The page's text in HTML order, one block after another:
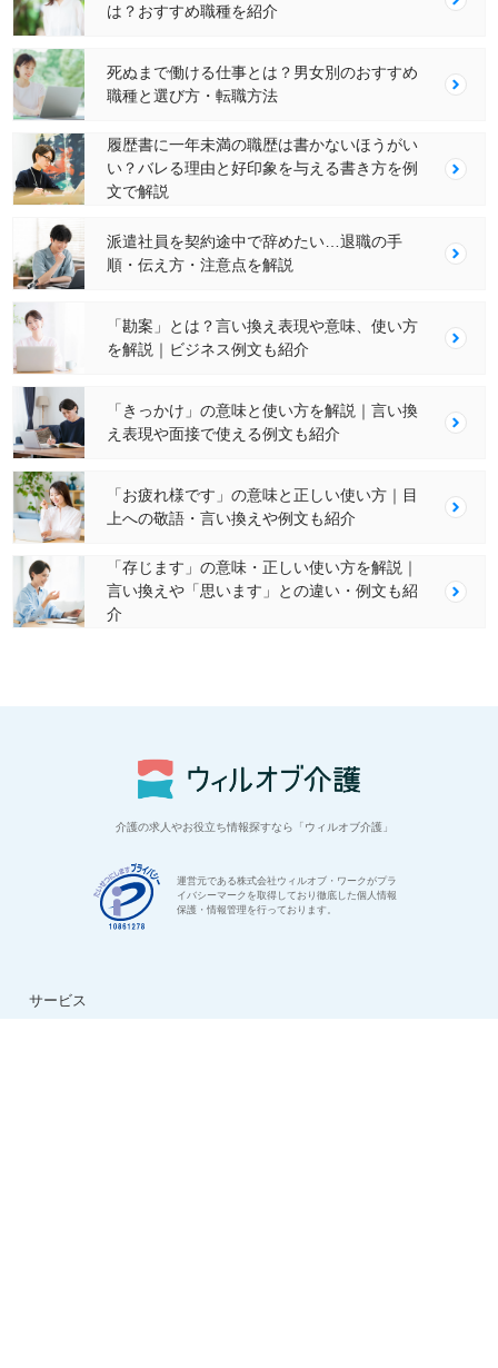
は？おすすめ職種を紹介
死ぬまで働ける仕事とは？男女別のおすすめ
職種と選び方・転職方法
履歴書に一年未満の職歴は書かないほうがい
い？バレる理由と好印象を与える書き方を例
文で解説
派遣社員を契約途中で辞めたい…退職の手
順・伝え方・注意点を解説
「勘案」とは？言い換え表現や意味、使い方
を解説｜ビジネス例文も紹介
「きっかけ」の意味と使い方を解説｜言い換
え表現や面接で使える例文も紹介
「お疲れ様です」の意味と正しい使い方｜目
上への敬語・言い換えや例文も紹介
「存じます」の意味・正しい使い方を解説｜
言い換えや「思います」との違い・例文も紹
介
介護の求人やお役立ち情報探すなら「ウィルオブ介護」
運営元である株式会社ウィルオブ・ワークがプラ
イバシーマークを取得しており徹底した個人情報
保護・情報管理を行っております。
サービス